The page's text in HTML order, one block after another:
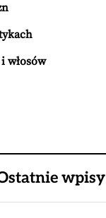
włosów
wpisy